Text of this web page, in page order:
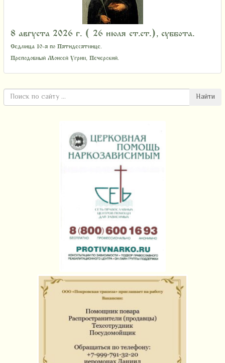
8 августа 2026 г. ( 26 июля ст.ст.), суббота.
Седмица 10-я по Пятидесятнице.
Преподобный Моисей Угрин, Печерский.
Найти